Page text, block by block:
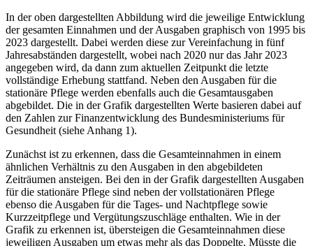
In der oben dargestellten Abbildung wird die jeweilige Entwicklung
der gesamten Einnahmen und der Ausgaben graphisch von 1995 bis
2023 dargestellt. Dabei werden diese zur Vereinfachung in fünf
Jahresabständen dargestellt, wobei nach 2020 nur das Jahr 2023
angegeben wird, da dann zum aktuellen Zeitpunkt die letzte
vollständige Erhebung stattfand. Neben den Ausgaben für die
stationäre Pflege werden ebenfalls auch die Gesamtausgaben
abgebildet. Die in der Grafik dargestellten Werte basieren dabei auf
den Zahlen zur Finanzentwicklung des Bundesministeriums für
Gesundheit (siehe Anhang 1).
Zunächst ist zu erkennen, dass die Gesamteinnahmen in einem
ähnlichen Verhältnis zu den Ausgaben in den abgebildeten
Zeiträumen ansteigen. Bei den in der Grafik dargestellten Ausgaben
für die stationäre Pflege sind neben der vollstationären Pflege
ebenso die Ausgaben für die Tages- und Nachtpflege sowie
Kurzzeitpflege und Vergütungszuschläge enthalten. Wie in der
Grafik zu erkennen ist, übersteigen die Gesamteinnahmen diese
jeweiligen Ausgaben um etwas mehr als das Doppelte. Müsste die